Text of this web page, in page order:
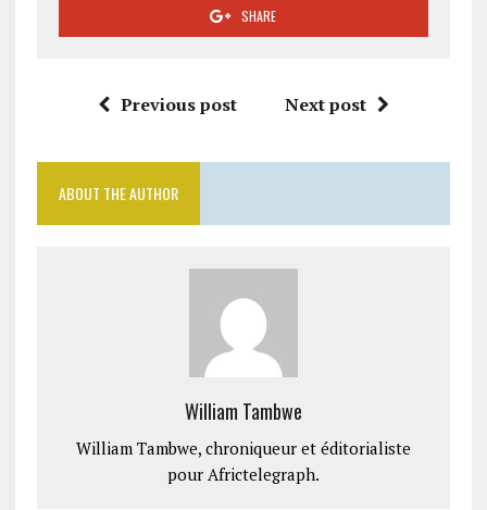
SHARE
Previous post Next post
ABOUT THE AUTHOR
William Tambwe
William Tambwe, chroniqueur et éditorialiste
pour Africtelegraph.